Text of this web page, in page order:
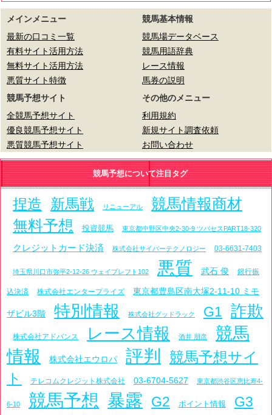
メインメニュー
最新の口コミ一覧
有料サイト活用方法
無料サイト活用方法
悪質サイト特徴
競馬基本情報
競馬場データベース
競馬用語辞典
レース情報
馬券の説明
競馬予想サイト
全競馬予想サイト
優良競馬予想サイト
悪質競馬予想サイト
その他のメニュー
利用規約
新規サイト調査依頼
お問い合わせ
競馬予想について注目タグ
捏造 新馬戦 リニューアル 競馬情報商材
無料予想 投資競馬 東京都中野区中央2-30-9 ツバセスPART18-320
クレジットカード決済 株式会社サイバーテクノロジー 03-6631-7403
埼玉県川口市弥平2-12-26 ウェイブレフト102 悪質 武石 俊 銀行振
込決済 株式会社エンタープライズ 東京都豊島区南大塚2-11-10 ミモ
ザビル3階 特別情報 株式会社グッドラック G1 詐欺
株式会社アドバンス レース情報 酒井 朋彦
競馬
情報
株式会社エウロパ 評判
競馬予想サイ
ト
テレコムクレジット株式会社 03-6704-5627 東京都渋谷区恵比寿4-
6-10 競馬予想 暴露 G2 ポイント情報 G3